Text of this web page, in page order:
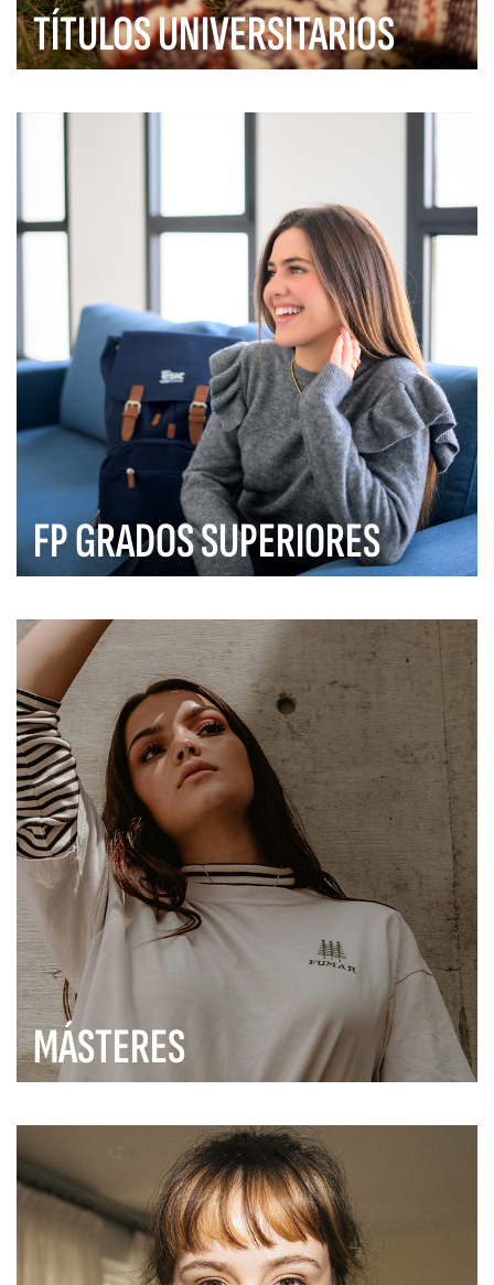
TÍTULOS UNIVERSITARIOS
FP GRADOS SUPERIORES
MÁSTERES